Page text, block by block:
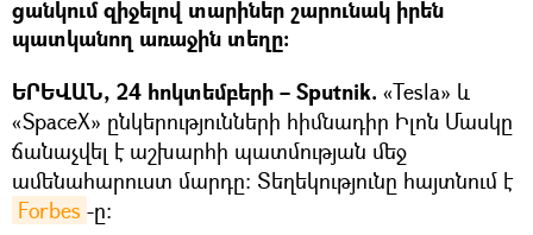
ցանկում զիջելով տարիներ շարունակ իրեն
պատկանող առաջին տեղը։
ԵՐԵՎԱՆ, 24 հոկտեմբերի – Sputnik. «Tesla» և
«SpaceX» ընկերությունների հիմնադիր Իլոն Մասկը
ճանաչվել է աշխարհի պատմության մեջ
ամենահարուստ մարդը: Տեղեկությունը հայտնում է
Forbes -ը։